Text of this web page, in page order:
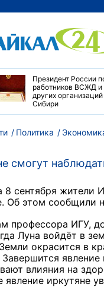
Президент России
работников ВСЖД и
других организаций
Сибири
Политика
смогут
8 сентября жители
Об этом сообщили
профессора ИГУ,
Луна войдёт в
окрасится в
Завершится
влияния на
явление иркутяне